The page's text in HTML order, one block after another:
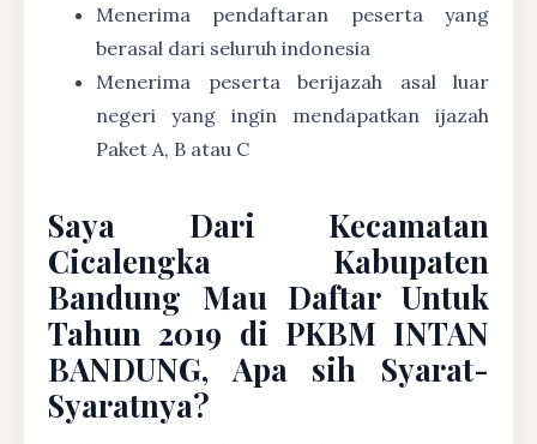
Menerima pendaftaran peserta yang
berasal dari seluruh indonesia
Menerima peserta berijazah asal luar
negeri yang ingin mendapatkan ijazah
Paket A, B atau C
Saya Dari Kecamatan
Cicalengka Kabupaten
Bandung Mau Daftar Untuk
Tahun 2019 di PKBM INTAN
BANDUNG, Apa sih Syarat-
Syaratnya?